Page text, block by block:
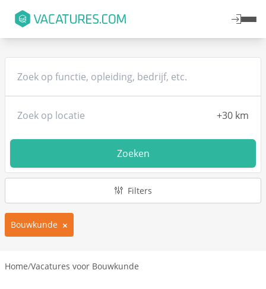
Zoeken
Filters
Bouwkunde
Home/Vacatures voor Bouwkunde